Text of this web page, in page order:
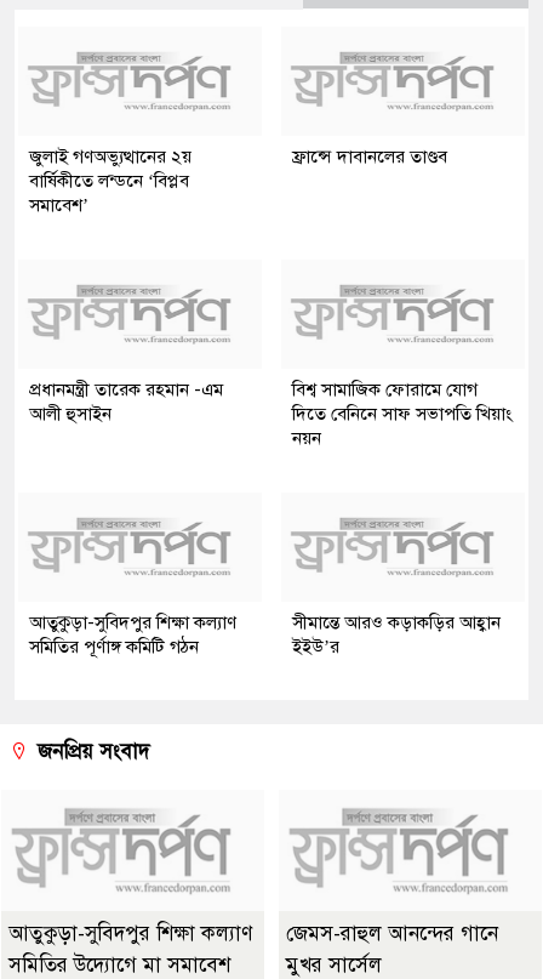
জুলাই গণঅভ্যুত্থানের ২য়
বার্ষিকীতে লন্ডনে ‘বিপ্লব
সমাবেশ’
ফ্রান্সে দাবানলের তাণ্ডব
প্রধানমন্ত্রী তারেক রহমান -এম
আলী হুসাইন
বিশ্ব সামাজিক ফোরামে যোগ
দিতে বেনিনে সাফ সভাপতি খিয়াং
নয়ন
আতুকুড়া-সুবিদপুর শিক্ষা কল্যাণ
সমিতির পূর্ণাঙ্গ কমিটি গঠন
সীমান্তে আরও কড়াকড়ির আহ্বান
ইইউ’র
জনপ্রিয় সংবাদ
আতুকুড়া-সুবিদপুর শিক্ষা কল্যাণ
সমিতির উদ্যোগে মা সমাবেশ
জেমস-রাহুল আনন্দের গানে
মুখর সার্সেল